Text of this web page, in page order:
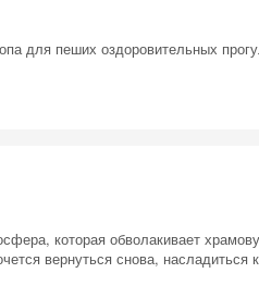
для пеших оздоровительных
которая обволакивает
вернуться снова, насладиться